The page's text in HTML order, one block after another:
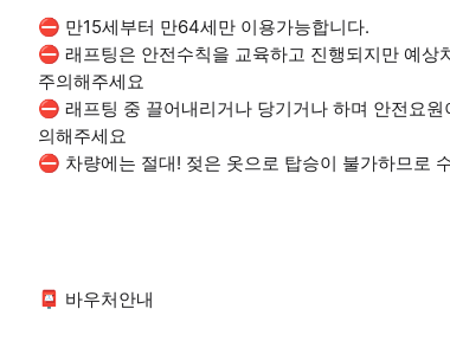
⛔ 만15세부터 만64세만 이용가능합니다.
⛔ 래프팅은 안전수칙을 교육하고 진행되지만 예상
주의해주세요
⛔ 래프팅 중 끌어내리거나 당기거나 하며 안전요
의해주세요
⛔ 차량에는 절대! 젖은 옷으로 탑승이 불가하므로
📮 바우처안내